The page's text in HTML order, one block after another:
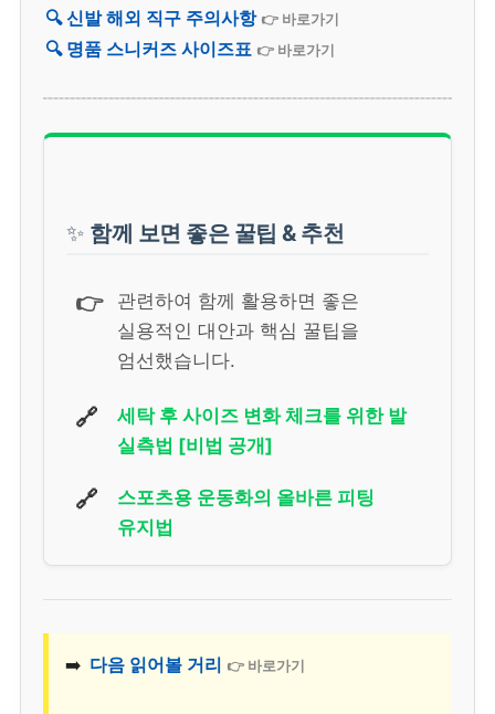
🔍 신발 해외 직구 주의사항 👉 바로가기
🔍 명품 스니커즈 사이즈표 👉 바로가기
✨ 함께 보면 좋은 꿀팁 & 추천
👉
관련하여 함께 활용하면 좋은
실용적인 대안과 핵심 꿀팁을
엄선했습니다.
🔗
세탁 후 사이즈 변화 체크를 위한 발
실측법 [비법 공개]
🔗
스포츠용 운동화의 올바른 피팅
유지법
➡️ 다음 읽어볼 거리 👉 바로가기